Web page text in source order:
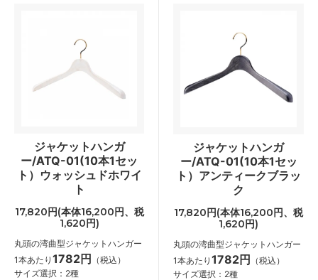
ジャケットハンガ
ー/ATQ-01(10本1セッ
ト）ウォッシュドホワイ
ト
17,820円(本体16,200円、税
1,620円)
丸頭の湾曲型ジャケットハンガー
1本あたり 1782円 （税込）
サイズ選択：2種
ジャケットハンガ
ー/ATQ-01(10本1セッ
ト）アンティークブラッ
ク
17,820円(本体16,200円、税
1,620円)
丸頭の湾曲型ジャケットハンガー
1本あたり 1782円 （税込）
サイズ選択：2種